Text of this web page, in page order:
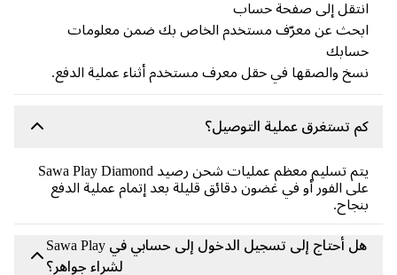
إلى صفحة حساب
عن معرّف مستخدم الخاص بك ضمن معلومات
والصقها في حقل معرف مستخدم أثناء عملية الدفع.
تستغرق عملية التوصيل؟
يتم تسليم معظم عمليات شحن رصيد Sawa Play Diamond
الفور أو في غضون دقائق قليلة بعد إتمام عملية الدفع
هل أحتاج إلى تسجيل الدخول إلى حسابي في Sawa Play
لشراء جواهر؟